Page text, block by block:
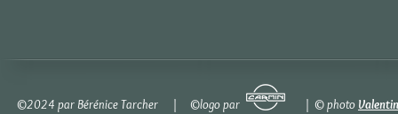
©2024 par Bérénice Tarcher | ©logo par | © photo